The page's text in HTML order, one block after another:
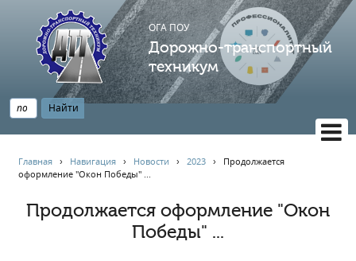
ОГА ПОУ
Дорожно-транспортный
техникум
НАВИГАЦИЯ
Главная
Профессионалитет
Главная › Навигация › Новости ›2023 › Продолжается
оформление "Окон Победы" ...
Продолжается оформление "Окон
Победы" ...